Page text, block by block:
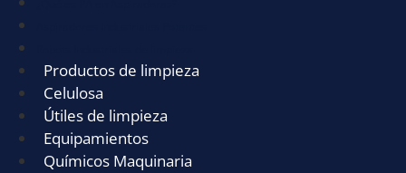
Productos de limpieza
Celulosa
Útiles de limpieza
Equipamientos
Químicos Maquinaria